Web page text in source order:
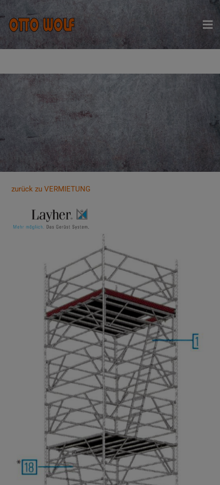
zurück zu VERMIETUNG